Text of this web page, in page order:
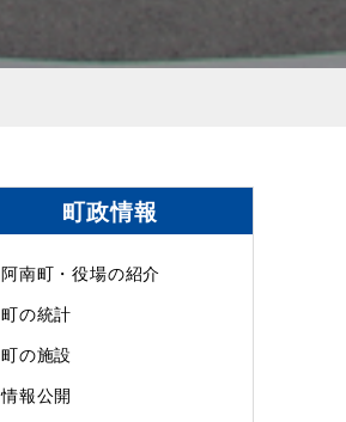
町政情報
阿南町・役場の紹介
町の統計
町の施設
情報公開